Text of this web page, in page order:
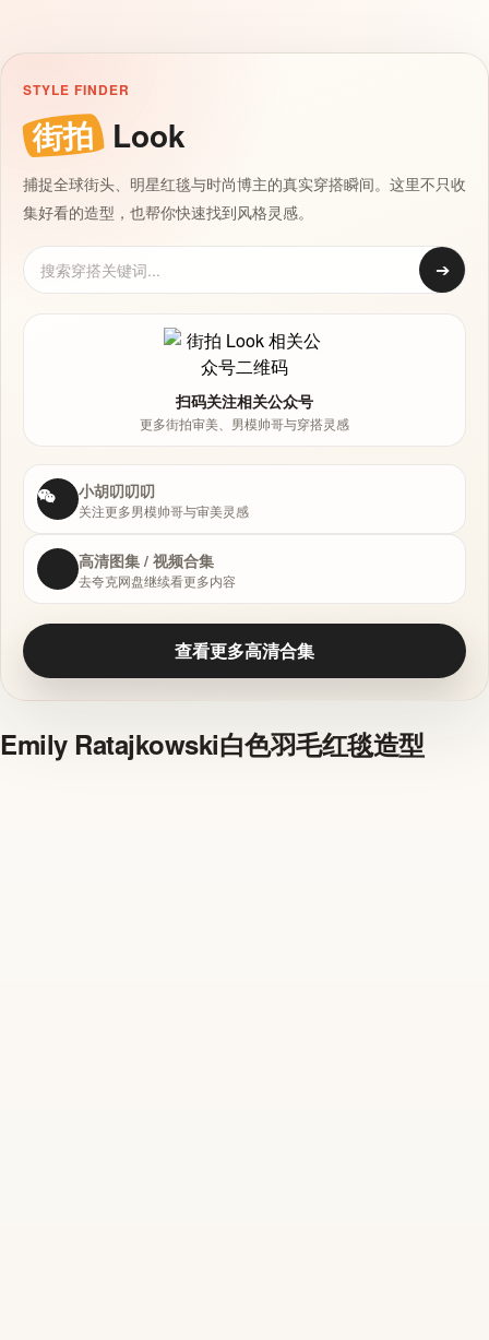
STYLE FINDER
街拍 Look
捕捉全球街头、明星红毯与时尚博主的真实穿搭瞬间。这里不只收
集好看的造型，也帮你快速找到风格灵感。
➔
扫码关注相关公众号
更多街拍审美、男模帅哥与穿搭灵感
小胡叨叨叨
关注更多男模帅哥与审美灵感
高清图集 / 视频合集
去夸克网盘继续看更多内容
查看更多高清合集
Emily Ratajkowski白色羽毛红毯造型